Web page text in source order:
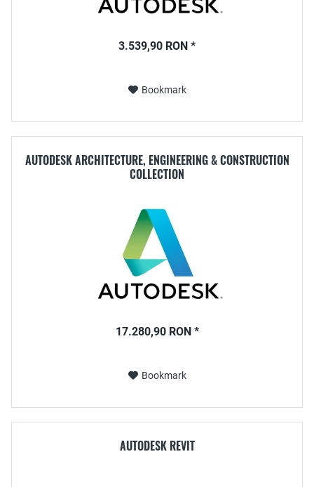
3.539,90 RON *
Bookmark
AUTODESK ARCHITECTURE, ENGINEERING & CONSTRUCTION
COLLECTION
17.280,90 RON *
Bookmark
AUTODESK REVIT